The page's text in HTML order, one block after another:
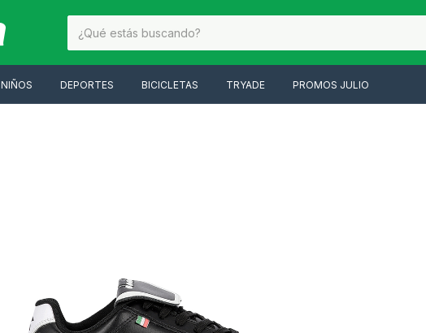
NIÑOS DEPORTES BICICLETAS TRYADE PROMOS JULIO